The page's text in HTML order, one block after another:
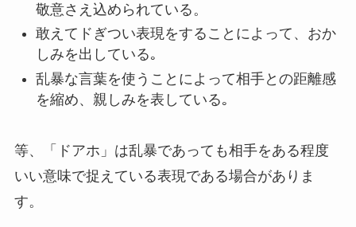
敬意さえ込められている。
敢えてドぎつい表現をすることによって、おか
しみを出している｡
乱暴な言葉を使うことによって相手との距離感
を縮め、親しみを表している｡
等、「ドアホ」は乱暴であっても相手をある程度
いい意味で捉えている表現である場合がありま
す。